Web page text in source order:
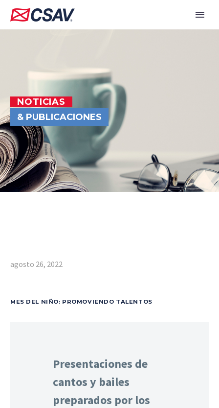
NOTICIAS
& PUBLICACIONES
agosto 26, 2022
MES DEL NIÑO: PROMOVIENDO TALENTOS
Presentaciones de
cantos y bailes
preparados por los